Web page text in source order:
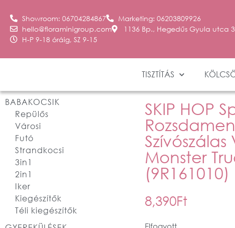
Showroom: 06704284867
Marketing: 06203809926
hello@floraminigroup.com
1136 Bp., Hegedűs Gyula utca
H-P 9-18 óráig, SZ 9-15
TISZTÍTÁS
BABAKOCSIK
Repülős
Városi
Futó
Strandkocsi
3in1
2in1
Iker
Kiegészítők
Téli kiegészítők
SKIP HOP
Monster
(9R161010)
8,390Ft
Elfogyott